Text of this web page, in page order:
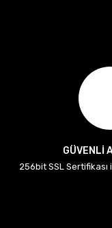
GÜVENLİ
256bit SSL Sertifikası